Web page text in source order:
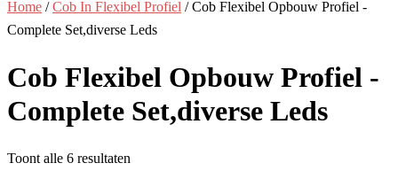
Home /Cob In Flexibel Profiel / Cob Flexibel Opbouw Profiel -
Complete Set,diverse Leds
Cob Flexibel Opbouw Profiel -
Complete Set,diverse Leds
Toont alle 6 resultaten